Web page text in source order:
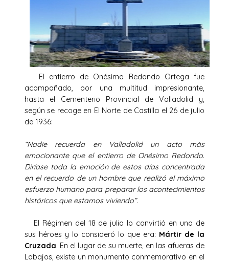
El entierro de Onésimo Redondo Ortega fue
acompañado, por una multitud impresionante,
hasta el Cementerio Provincial de Valladolid y,
según se recoge en El Norte de Castilla el 26 de julio
de 1936:
“Nadie recuerda en Valladolid un acto más
emocionante que el entierro de Onésimo Redondo.
Diríase toda la emoción de estos días concentrada
en el recuerdo de un hombre que realizó el máximo
esfuerzo humano para preparar los acontecimientos
históricos que estamos viviendo”.
El Régimen del 18 de julio lo convirtió en uno de
sus héroes y lo consideró lo que era: Mártir de la
Cruzada. En el lugar de su muerte, en las afueras de
Labajos, existe un monumento conmemorativo en el